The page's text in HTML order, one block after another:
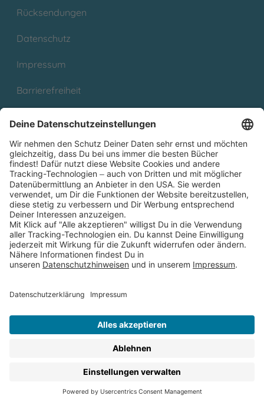
Rücksendungen
Datenschutz
Impressum
Barrierefreiheit
Partnerprogramm (Affiliate)
Folge uns auf
* Versandkostenfrei ab 9,00 € Bestellwert innerhalb
Deutschlands
** Lieferzeit 1-3 Werktage innerhalb Deutschlands
Thienemann-Esslinger Verlag GmbH, Blumenstraße 36, D-70182